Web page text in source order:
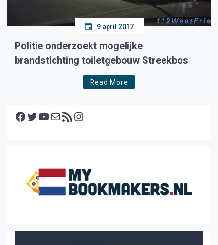
9 april 2017
Politie onderzoekt mogelijke
brandstichting toiletgebouw Streekbos
Read More
Facebook Twitter YouTube E-mail RSS feed